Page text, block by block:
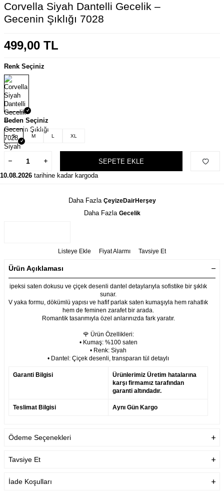
Corvella Siyah Dantelli Gecelik –
Gecenin Şıklığı 7028
499,00 TL
Renk Seçiniz
Beden Seçiniz
S M L XL
SEPETE EKLE
10.08.2026 tarihine kadar kargoda
Daha Fazla ÇeyizeDairHerşey
Daha Fazla Gecelik
Listeye Ekle Fiyat Alarmı Tavsiye Et
Ürün Açıklaması
ipeksi saten dokusu ve çiçek desenli dantel detaylarıyla sofistike bir şıklık
sunar.
V yaka formu, dökümlü yapısı ve hafif parlak saten kumaşıyla hem rahatlık
hem de feminen zarafet bir arada.
Romantik tasarımıyla özel anlarınızda fark yaratır.
🌹 Ürün Özellikleri:
• Kumaş: %100 saten
• Renk: Siyah
• Dantel: Çiçek desenli, transparan tül detaylı
Garanti Bilgisi
Ürünlerimiz Üretim hatalarına
karşı firmamız tarafından
garanti altındadır.
Teslimat Bilgisi Aynı Gün Kargo
Ödeme Seçenekleri
Tavsiye Et
İade Koşulları